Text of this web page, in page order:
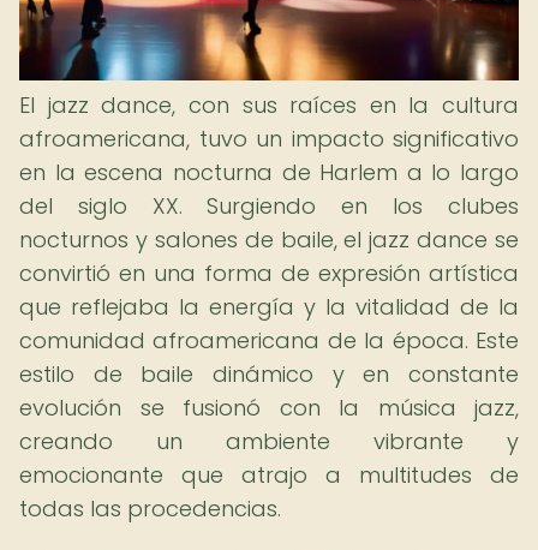
El jazz dance, con sus raíces en la cultura
afroamericana, tuvo un impacto significativo
en la escena nocturna de Harlem a lo largo
del siglo XX. Surgiendo en los clubes
nocturnos y salones de baile, el jazz dance se
convirtió en una forma de expresión artística
que reflejaba la energía y la vitalidad de la
comunidad afroamericana de la época. Este
estilo de baile dinámico y en constante
evolución se fusionó con la música jazz,
creando un ambiente vibrante y
emocionante que atrajo a multitudes de
todas las procedencias.